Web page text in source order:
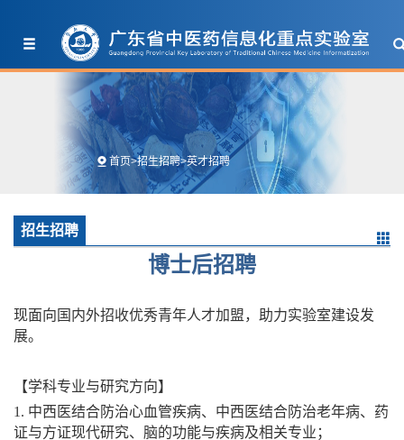
首页>招生招聘>英才招聘
招生招聘
博士后招聘
现面向国内外招收优秀青年人才加盟，助力实验室建设发
展。
【学科专业与研究方向】
1. 中西医结合防治心血管疾病、中西医结合防治老年病、药
证与方证现代研究、脑的功能与疾病及相关专业；